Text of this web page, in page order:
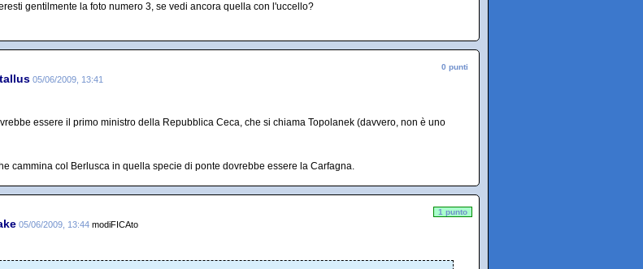
gentilmente la foto numero 3, se vedi ancora quella con l'uccello?
05/06/2009, 13:41
0 punti
essere il primo ministro della Repubblica Ceca, che si chiama Topolanek (davvero, non è uno
cammina col Berlusca in quella specie di ponte dovrebbe essere la Carfagna.
05/06/2009, 13:44 modiFICAto
1 punto